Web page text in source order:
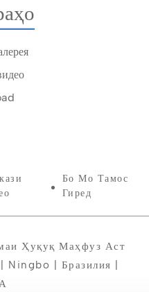
Бо Мо Тамос
Гиред
Ҳуқуқ Маҳфуз Аст
Ningbo | Бразилия |